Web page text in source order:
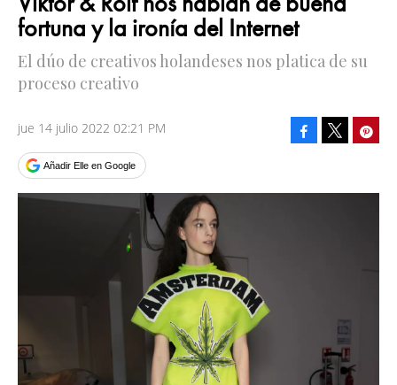
fortuna y la ironía del Internet
El dúo de creativos holandeses nos platica de su
proceso creativo
jue 14 julio 2022 02:21 PM
Añadir Elle en Google
Facebook